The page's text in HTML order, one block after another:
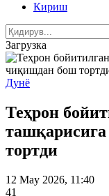
Кириш
Загрузка
Дунё
Теҳрон
тортди
12 May 2026, 11:40
41